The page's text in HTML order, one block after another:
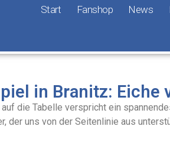
Start Fanshop News
in Branitz: Eiche
die Tabelle verspricht ein
der uns von der Seitenlinie aus